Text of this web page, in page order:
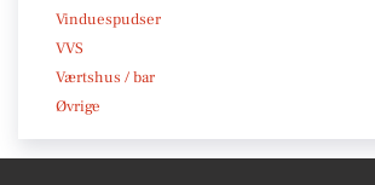
Vinduespudser
VVS
Værtshus / bar
Øvrige